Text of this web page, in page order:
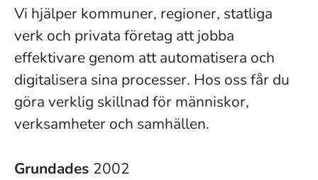
Vi hjälper kommuner, regioner, statliga
verk och privata företag att jobba
effektivare genom att automatisera och
digitalisera sina processer. Hos oss får du
göra verklig skillnad för människor,
verksamheter och samhällen.
Grundades 2002